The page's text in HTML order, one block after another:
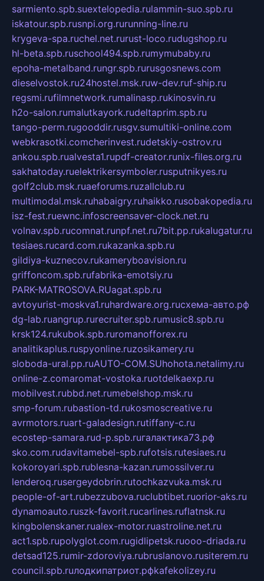
sarmiento.spb.suextelopedia.rulammin-suo.spb.ru
iskatour.spb.rusnpi.org.rurunning-line.ru
krygeva-spa.ruchel.net.rurust-loco.rudugshop.ru
hl-beta.spb.ruschool494.spb.rumymubaby.ru
epoha-metalband.rungr.spb.rurusgosnews.com
dieselvostok.ru24hostel.msk.ruw-dev.ruf-ship.ru
regsmi.rufilmnetwork.rumalinasp.rukinosvin.ru
h2o-salon.rumalutkayork.rudeltaprim.spb.ru
tango-perm.rugooddir.rusgv.sumultiki-online.com
webkrasotki.comcherinvest.rudetskiy-ostrov.ru
ankou.spb.rualvesta1.rupdf-creator.runix-files.org.ru
sakhatoday.ruelektrikersymboler.rusputnikyes.ru
golf2club.msk.ruaeforums.ruzallclub.ru
multimodal.msk.ruhabaigry.ruhaikko.rusobakopedia.ru
isz-fest.ruewnc.infoscreensaver-clock.net.ru
volnav.spb.rucomnat.runpf.net.ru7bit.pp.rukalugatur.ru
tesiaes.rucard.com.rukazanka.spb.ru
gildiya-kuznecov.rukameryboavision.ru
griffoncom.spb.rufabrika-emotsiy.ru
PARK-MATROSOVA.RUagat.spb.ru
avtoyurist-moskva1.ruhardware.org.ruсхема-авто.рф
dg-lab.ruangrup.rurecruiter.spb.rumusic8.spb.ru
krsk124.rukubok.spb.ruromanofforex.ru
analitikaplus.ruspyonline.ruzosikamery.ru
sloboda-ural.pp.ruAUTO-COM.SUhohota.netalimy.ru
online-z.comaromat-vostoka.ruotdelkaexp.ru
mobilvest.rubbd.net.rumebelshop.msk.ru
smp-forum.rubastion-td.rukosmoscreative.ru
avrmotors.ruart-galadesign.rutiffany-c.ru
ecostep-samara.rud-p.spb.ruгалактика73.рф
sko.com.rudavitamebel-spb.rufotsis.rutesiaes.ru
kokoroyari.spb.rublesna-kazan.rumossilver.ru
lenderoq.rusergeydobrin.rutochkazvuka.msk.ru
people-of-art.rubezzubova.ruclubtibet.ruorior-aks.ru
dynamoauto.ruszk-favorit.rucarlines.ruflatnsk.ru
kingbolenskaner.rualex-motor.ruastroline.net.ru
act1.spb.rupolyglot.com.rugidlipetsk.ruooo-driada.ru
detsad125.rumir-zdoroviya.rubruslanovo.rusiterem.ru
council.spb.ruлодкипатриот.рфkafekolizey.ru